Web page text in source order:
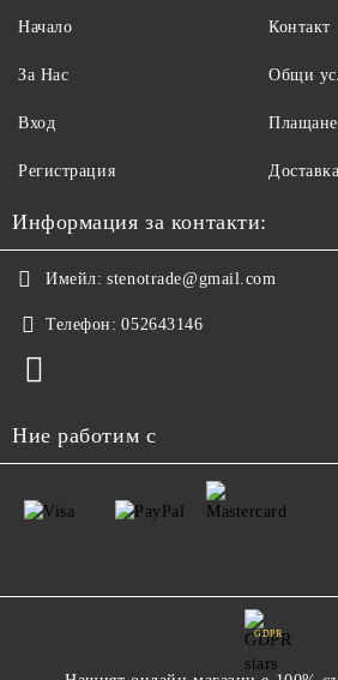
Начало
За Нас
Вход
Регистрация
Контакт
Общи
Плащане
Доставка
Информация за контакти:
Имейл: stenotrade@gmail.com
Телефон: 052643146
Ние работим с
GDPR